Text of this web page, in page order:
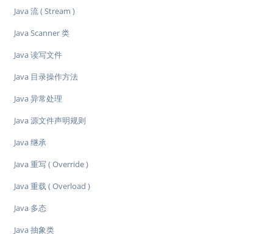
Java 流 ( Stream )
Java Scanner 类
Java 读写文件
Java 目录操作方法
Java 异常处理
Java 源文件声明规则
Java 继承
Java 重写 ( Override )
Java 重载 ( Overload )
Java 多态
Java 抽象类